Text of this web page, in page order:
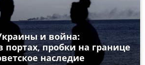
и война:
портах, пробки на границе
наследие